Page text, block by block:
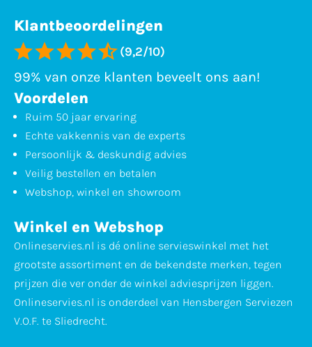
Klantbeoordelingen
(9,2/10)
99% van onze klanten beveelt ons aan!
Voordelen
Ruim 50 jaar ervaring
Echte vakkennis van de experts
Persoonlijk & deskundig advies
Veilig bestellen en betalen
Webshop, winkel en showroom
Winkel en Webshop
Onlineservies.nl is dé online servieswinkel met het
grootste assortiment en de bekendste merken, tegen
prijzen die ver onder de winkel adviesprijzen liggen.
Onlineservies.nl is onderdeel van Hensbergen Serviezen
V.O.F. te Sliedrecht.